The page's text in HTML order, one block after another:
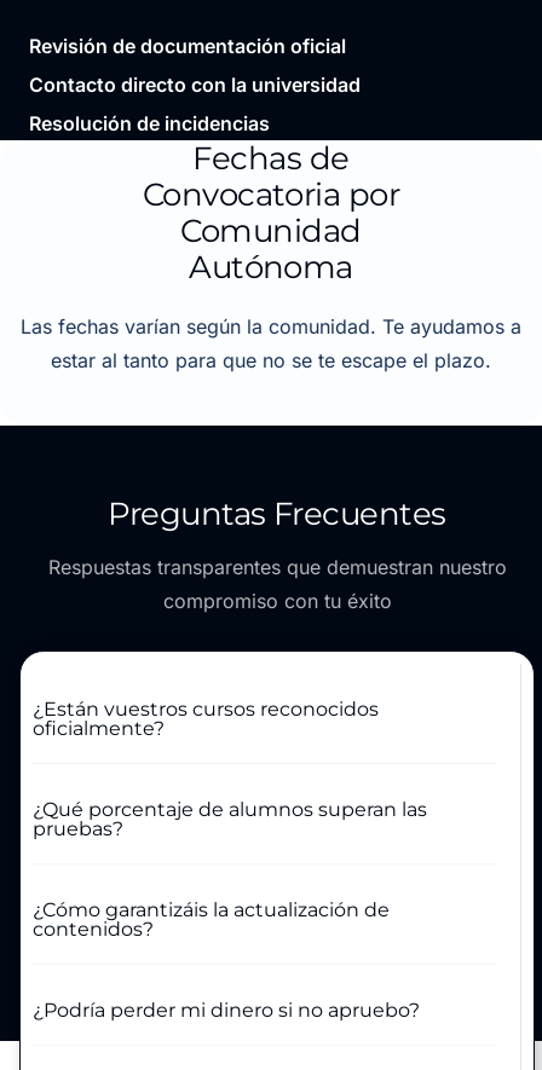
Revisión de documentación oficial
Contacto directo con la universidad
Resolución de incidencias
Fechas de
Convocatoria por
Comunidad
Autónoma
Las fechas varían según la comunidad. Te ayudamos a
estar al tanto para que no se te escape el plazo.
Preguntas Frecuentes
Respuestas transparentes que demuestran nuestro
compromiso con tu éxito
¿Están vuestros cursos reconocidos
oficialmente?
¿Qué porcentaje de alumnos superan las
pruebas?
¿Cómo garantizáis la actualización de
contenidos?
¿Podría perder mi dinero si no apruebo?